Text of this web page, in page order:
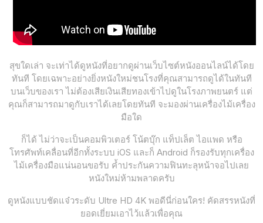
สุขใดเล่า จะเท่าได้ดูหนังที่อยากดูผ่านเว็บไซต์หนังออนไลน์ได้โดย
ทันที โดยเฉพาะอย่างยิ่งหนังใหม่ชนโรงที่คุณสามารถดูได้ในทันที
บนเว็บของเรา ไม่ต้องเสียเงินเสียทองเข้าไปดูในโรงภาพยนตร์ แต่
คุณก็สามารถมาดูกับเราได้เลยโดยทันที จะมองผ่านเครื่องไม้เครื่อง
มือใด
ก็ได้ ไม่ว่าจะเป็นคอมพิวเตอร์ โน้ตบุ๊ก แท็ปเล็ต ไอแพด หรือ
โทรศัพท์เคลื่อนที่อีกทั้งระบบ iOS และก็ Android ก็รองรับทุกเครื่อง
ไม้เครื่องมือแน่นอนขอรับ ค้ำประกันความฟินทะลุหน้าจอไปเลย
หนังใหม่ห้ามพลาดครับ
ดูหนังแบบชัดแจ๋วระดับ Ultre HD 4K พอดีนี่ก่อนใคร! คัดสรรหนังที่
ยอดเยี่ยมเอาไว้แล้วเพื่อคุณ